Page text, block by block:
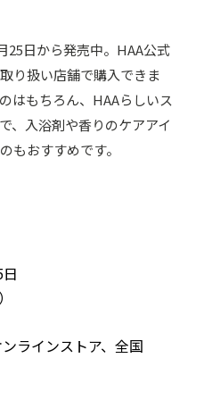
25日から発売中。HAA公式
り扱い店舗で購入できま
はもちろん、HAAらしいス
、入浴剤や香りのケアアイ
もおすすめです。
ラインストア、全国